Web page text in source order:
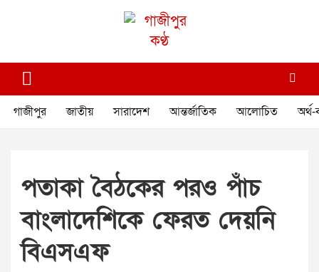
গাজীপুর কণ্ঠ
গাজীপুর জাতীয় সারাদেশ আন্তর্জাতিক আলোচিত অর্থ-
পতাকা বৈঠকের পরও পাঁচ
বাংলাদেশিকে ফেরত দেয়নি
বিএসএফ